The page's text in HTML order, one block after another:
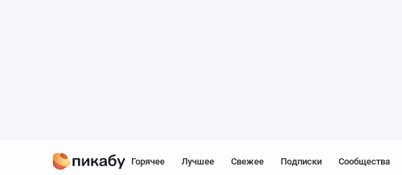
Горячее Лучшее Свежее Подписки Сообщества